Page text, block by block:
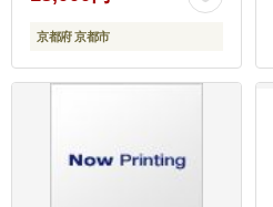
日やけによるシミ、ソバ
カス対策 人気 おすすめ
化粧水 スキンケア 高保湿
基礎化粧品 化粧品 お取り
京都府 京都市